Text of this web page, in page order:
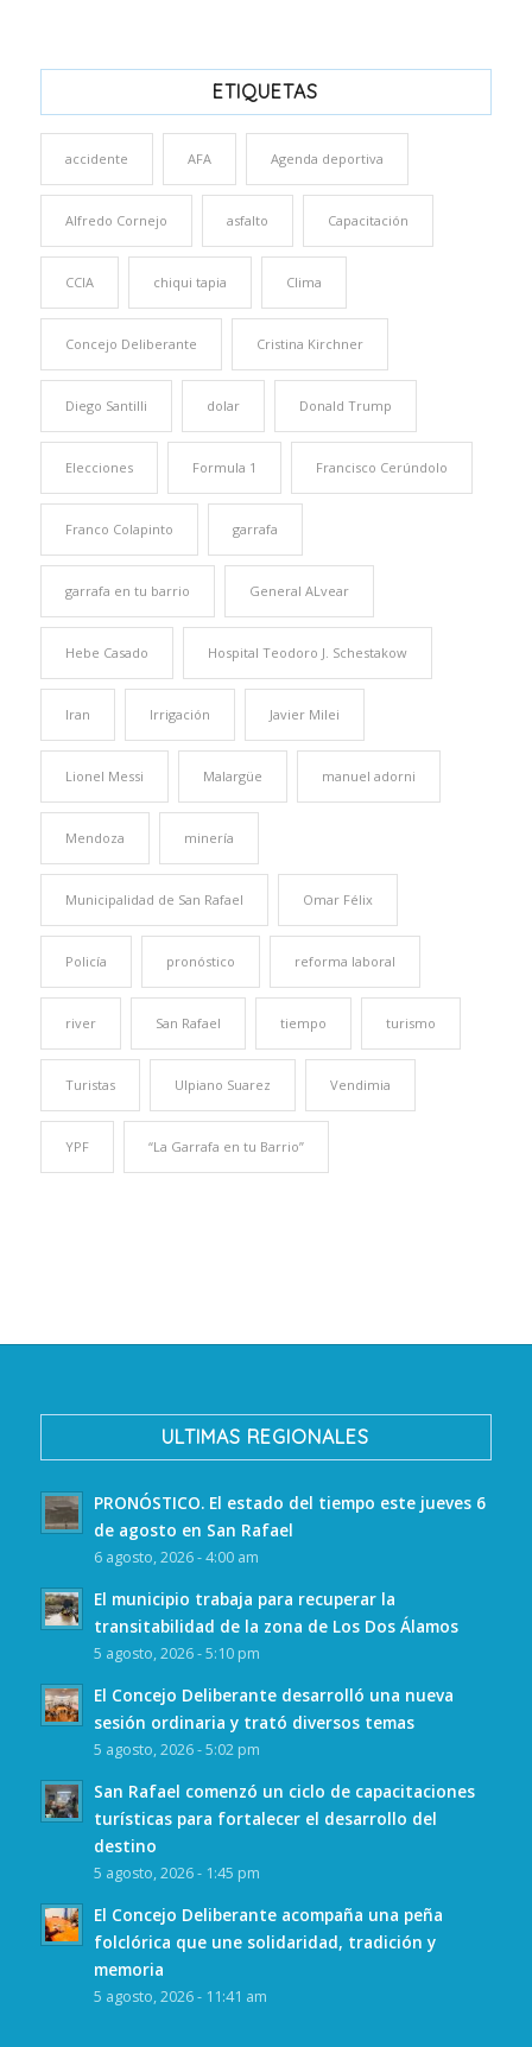
ETIQUETAS
accidente AFA Agenda deportiva
Alfredo Cornejo asfalto Capacitación
CCIA chiqui tapia Clima
Concejo Deliberante Cristina Kirchner
Diego Santilli dolar Donald Trump
Elecciones Formula 1 Francisco Cerúndolo
Franco Colapinto garrafa
garrafa en tu barrio General ALvear
Hebe Casado Hospital Teodoro J. Schestakow
Iran Irrigación Javier Milei
Lionel Messi Malargüe manuel adorni
Mendoza minería
Municipalidad de San Rafael Omar Félix
Policía pronóstico reforma laboral
river San Rafael tiempo turismo
Turistas Ulpiano Suarez Vendimia
YPF “La Garrafa en tu Barrio”
ULTIMAS REGIONALES
PRONÓSTICO. El estado del tiempo este jueves 6
de agosto en San Rafael
6 agosto, 2026 - 4:00 am
El municipio trabaja para recuperar la
transitabilidad de la zona de Los Dos Álamos
5 agosto, 2026 - 5:10 pm
El Concejo Deliberante desarrolló una nueva
sesión ordinaria y trató diversos temas
5 agosto, 2026 - 5:02 pm
San Rafael comenzó un ciclo de capacitaciones
turísticas para fortalecer el desarrollo del
destino
5 agosto, 2026 - 1:45 pm
El Concejo Deliberante acompaña una peña
folclórica que une solidaridad, tradición y
memoria
5 agosto, 2026 - 11:41 am